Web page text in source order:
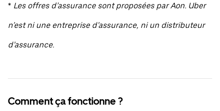
* Les offres d’assurance sont proposées par Aon. Uber
n’est ni une entreprise d’assurance, ni un distributeur
d’assurance.
Comment ça fonctionne ?